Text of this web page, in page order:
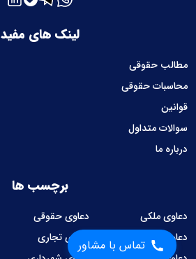
تماس با مشاور
لینک های مفید
مطالب حقوقی
محاسبات حقوقی
قوانین
سوالات متداول
درباره ما
برچسب ها
دعاوی ملکی دعاوی حقوقی
دعاوی کیفری
دعاوی تجاری